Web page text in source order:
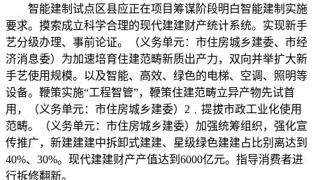
智能建制试点区县应正在项目筹谋阶段明白智能建制实施
要求。摸索成立科学合理的现代建建财产统计系统。实现新手
艺分级办理、事前论证。（义务单元：市住房城乡建委、市经
济消息委）为加速培育住建范畴新质出产力，双向并举扩大新
手艺使用规模。以及智能、高效、绿色的电梯、空调、照明等
设备。鞭策实施“工程智管”，鞭策住建范畴立异产物先试首
用，（义务单元：市住房城乡建委）2﹒提拔市政工业化使用
范畴。（义务单元：市住房城乡建委）加强统筹组织，强化宣
传推广，新建建建中拆卸式建建、星级绿色建建占比别离达到
40%、30%。现代建建财产产值达到6000亿元。指导消费者进
行拆修翻新。